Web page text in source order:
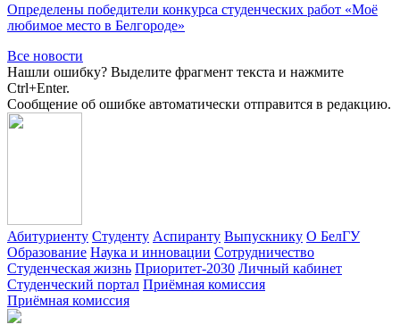
Определены победители конкурса студенческих работ «Моё
любимое место в Белгороде»
Все новости
Нашли ошибку? Выделите фрагмент текста и нажмите
Ctrl+Enter.
Сообщение об ошибке автоматически отправится в редакцию.
Абитуриенту Студенту Аспиранту Выпускнику О БелГУ
Образование Наука и инновации Сотрудничество
Студенческая жизнь Приоритет-2030 Личный кабинет
Студенческий портал Приёмная комиссия
Приёмная комиссия